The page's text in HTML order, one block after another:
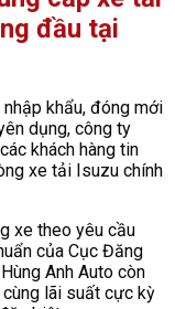
đầu tại
khẩu, đóng mới
dụng, công ty
khách hàng tin
xe tải Isuzu chính
xe theo yêu cầu
của Cục Đăng
Anh Auto còn
lãi suất cực kỳ